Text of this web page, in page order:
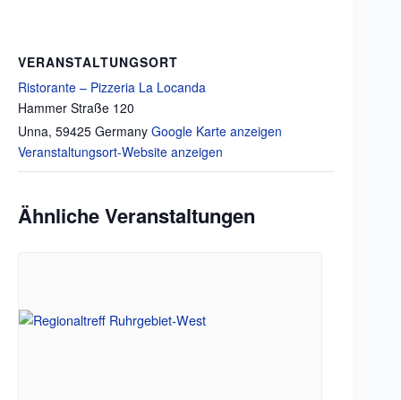
VERANSTALTUNGSORT
Ristorante – Pizzeria La Locanda
Hammer Straße 120
Unna, 59425 Germany Google Karte anzeigen
Veranstaltungsort-Website anzeigen
Ähnliche Veranstaltungen